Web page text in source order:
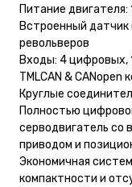
Питание
Встроенный
револьверов
Входы: 4 цифровых,
TMLCAN & CANopen
Круглые
Полностью
серводвигатель со
приводом и
Экономичная
компактности и